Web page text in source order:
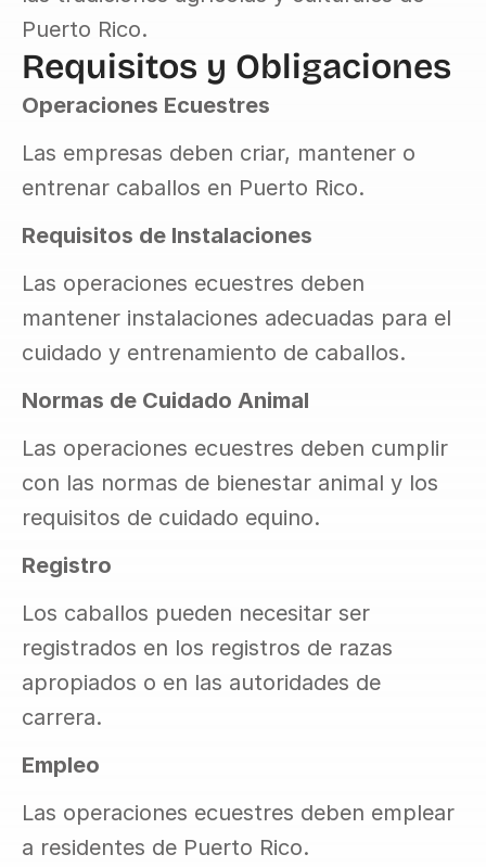
Puerto Rico.
Requisitos y Obligaciones
Operaciones Ecuestres
Las empresas deben criar, mantener o
entrenar caballos en Puerto Rico.
Requisitos de Instalaciones
Las operaciones ecuestres deben
mantener instalaciones adecuadas para el
cuidado y entrenamiento de caballos.
Normas de Cuidado Animal
Las operaciones ecuestres deben cumplir
con las normas de bienestar animal y los
requisitos de cuidado equino.
Registro
Los caballos pueden necesitar ser
registrados en los registros de razas
apropiados o en las autoridades de
carrera.
Empleo
Las operaciones ecuestres deben emplear
a residentes de Puerto Rico.